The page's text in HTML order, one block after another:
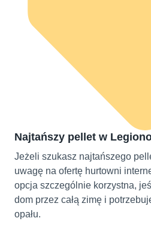
Najtańszy pellet w
Jeżeli szukasz najtańszego
uwagę na ofertę hurtowni
opcja szczególnie korzystna,
dom przez całą zimę i
opału.